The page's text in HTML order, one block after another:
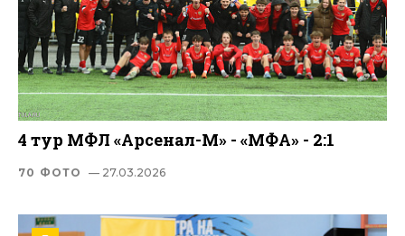
4 тур МФЛ «Арсенал-М» - «МФА» - 2:1
70 ФОТО — 27.03.2026